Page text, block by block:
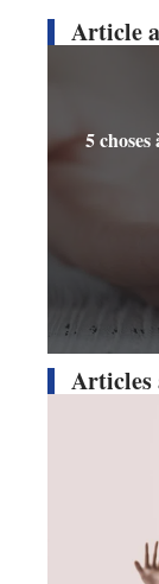
Article
5
Articles